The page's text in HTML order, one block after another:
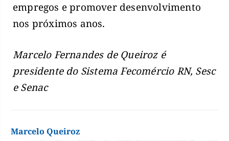
empregos e promover desenvolvimento
nos próximos anos.
Marcelo Fernandes de Queiroz é
presidente do Sistema Fecomércio RN, Sesc
e Senac
Marcelo Queiroz